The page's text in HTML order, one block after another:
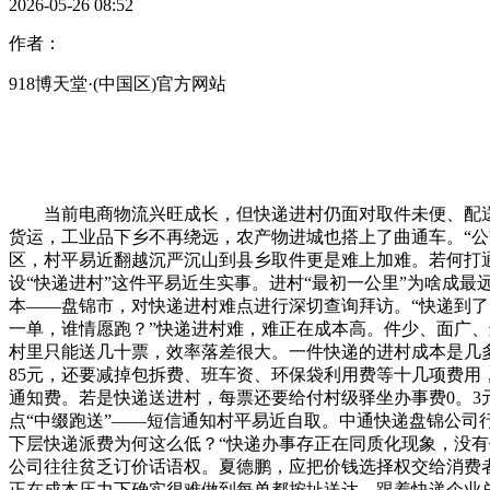
2026-05-26 08:52
作者：
918博天堂·(中国区)官方网站
当前电商物流兴旺成长，但快递进村仍面对取件未便、配
货运，工业品下乡不再绕远，农产物进城也搭上了曲通车。“
区，村平易近翻越沉严沉山到县乡取件更是难上加难。若何
设“快递进村”这件平易近生实事。进村“最初一公里”为啥成
本——盘锦市，对快递进村难点进行深切查询拜访。“快递到
一单，谁情愿跑？”快递进村难，难正在成本高。件少、面
村里只能送几十票，效率落差很大。一件快递的进村成本是
85元，还要减掉包拆费、班车资、环保袋利用费等十几项费
通知费。若是快递送进村，每票还要给付村级驿坐办事费0。
点“中缀跑送”——短信通知村平易近自取。中通快递盘锦公司
下层快递派费为何这么低？“快递办事存正在同质化现象，没
公司往往贫乏订价话语权。夏德鹏，应把价钱选择权交给消